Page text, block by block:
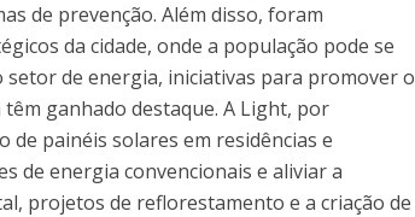
de prevenção. Além disso, foram
da cidade, onde a população pode se
de energia, iniciativas para promover o
ganhado destaque. A Light, por
painéis solares em residências e
de energia convencionais e aliviar a
projetos de reflorestamento e a criação de